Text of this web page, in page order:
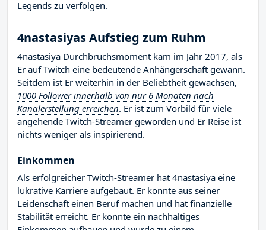
Legends zu verfolgen.
4nastasiyas Aufstieg zum Ruhm
4nastasiya Durchbruchsmoment kam im Jahr 2017, als
Er auf Twitch eine bedeutende Anhängerschaft gewann.
Seitdem ist Er weiterhin in der Beliebtheit gewachsen,
1000 Follower innerhalb von nur 6 Monaten nach
Kanalerstellung erreichen. Er ist zum Vorbild für viele
angehende Twitch-Streamer geworden und Er Reise ist
nichts weniger als inspirierend.
Einkommen
Als erfolgreicher Twitch-Streamer hat 4nastasiya eine
lukrative Karriere aufgebaut. Er konnte aus seiner
Leidenschaft einen Beruf machen und hat finanzielle
Stabilität erreicht. Er konnte ein nachhaltiges